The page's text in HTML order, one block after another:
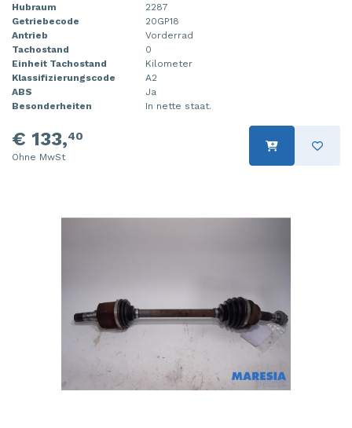
Hubraum
2287
Getriebecode
20GP18
Antrieb
Vorderrad
Tachostand
0
Einheit Tachostand
Kilometer
Klassifizierungscode
A2
ABS
Ja
Besonderheiten
In nette staat.
€ 133,40
Ohne MwSt